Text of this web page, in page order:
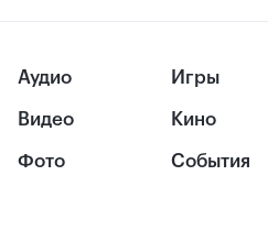
Аудио
Видео
Фото
Игры
Кино
События